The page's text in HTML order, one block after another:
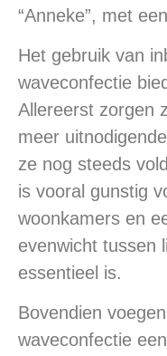
“Anneke”, met
Het gebruik van
waveconfectie
Allereerst zorgen
meer
ze nog steeds
is vooral gunstig
woonkamers en
evenwicht tussen
essentieel is.
Bovendien
waveconfectie